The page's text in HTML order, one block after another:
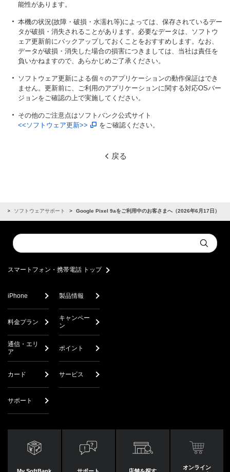
能性があります。
本機の状況(故障・破損・水濡れ等)によっては、保存されているデー
タが破損・消失されることがあります。必要なデータは、ソフトウ
ェア更新前にバックアップしておくことをおすすめします。なお、
データが破損・消失した場合の損害につきましては、当社は責任を
負いかねますので、あらかじめご了承ください。
ソフトウェア更新による個々のアプリケーションの動作保証はでき
ません。更新前に、ご利用のアプリケーションに関する対応OSバー
ジョンをご確認の上で実施してください。
その他のご注意点はソフトバンク公式サイト
<<ソフトウェア更新>>
をご確認ください。
戻る
ソフトウェアサポート Google Pixel 9aをご利用中のお客さまへ（2026年6月17日）
Conduct
a
Submit
スマートフォン・携帯電話 トップ
iPhone 製品情報
料金プラン
キャンペー
ン
通信・エリ
ア
ポイント
カード サービス
サポート
My SoftBank サポート 店舗を探す
オンライン